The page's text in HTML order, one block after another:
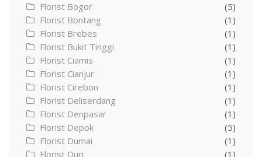
Florist Bogor
(5)
Florist Bontang
(1)
Florist Brebes
(1)
Florist Bukit Tinggi
(1)
Florist Ciamis
(1)
Florist Cianjur
(1)
Florist Cirebon
(1)
Florist Deliserdang
(1)
Florist Denpasar
(1)
Florist Depok
(5)
Florist Dumai
(1)
Florist Duri
(1)